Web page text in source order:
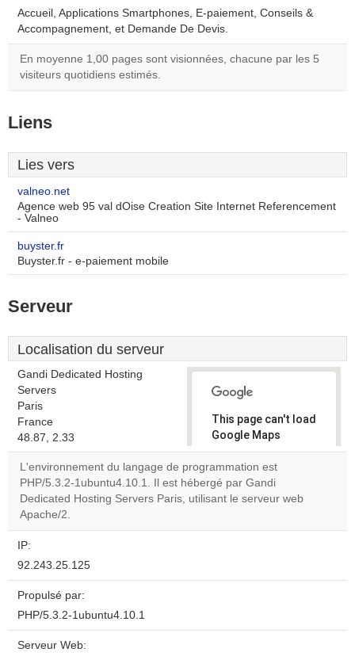
Accueil, Applications Smartphones, E-paiement, Conseils &
Accompagnement, et Demande De Devis.
En moyenne 1,00 pages sont visionnées, chacune par les 5
visiteurs quotidiens estimés.
Liens
Lies vers
valneo.net
Agence web 95 val dOise Creation Site Internet Referencement
- Valneo
buyster.fr
Buyster.fr - e-paiement mobile
Serveur
Localisation du serveur
Gandi Dedicated Hosting
Servers
Paris
France
48.87, 2.33
This page can't load
Google Maps
correctly.
Do you
own this
OK
L'environnement du langage de programmation est
PHP/5.3.2-1ubuntu4.10.1. Il est hébergé par Gandi
Dedicated Hosting Servers Paris, utilisant le serveur web
Apache/2.
IP:
92.243.25.125
Propulsé par:
PHP/5.3.2-1ubuntu4.10.1
Serveur Web: